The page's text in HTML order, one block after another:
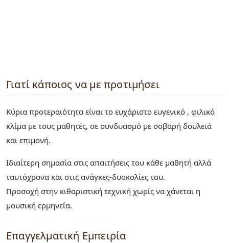
Γιατί κάποιος να με προτιμήσει
Κύρια προτεραιότητα είναι το ευχάριστο ευγενικό , φιλικό
κλίμα με τους μαθητές, σε συνδυασμό με σοβαρή δουλειά
και επιμονή.
Ιδιαίτερη σημασία στις απαιτήσεις του κάθε μαθητή αλλά
ταυτόχρονα και στις ανάγκες-δυσκολίες του.
​Προσοχή στην κιθαριστική τεχνική χωρίς να χάνεται η
μουσική ερμηνεία.
Επαγγελματική Εμπειρία